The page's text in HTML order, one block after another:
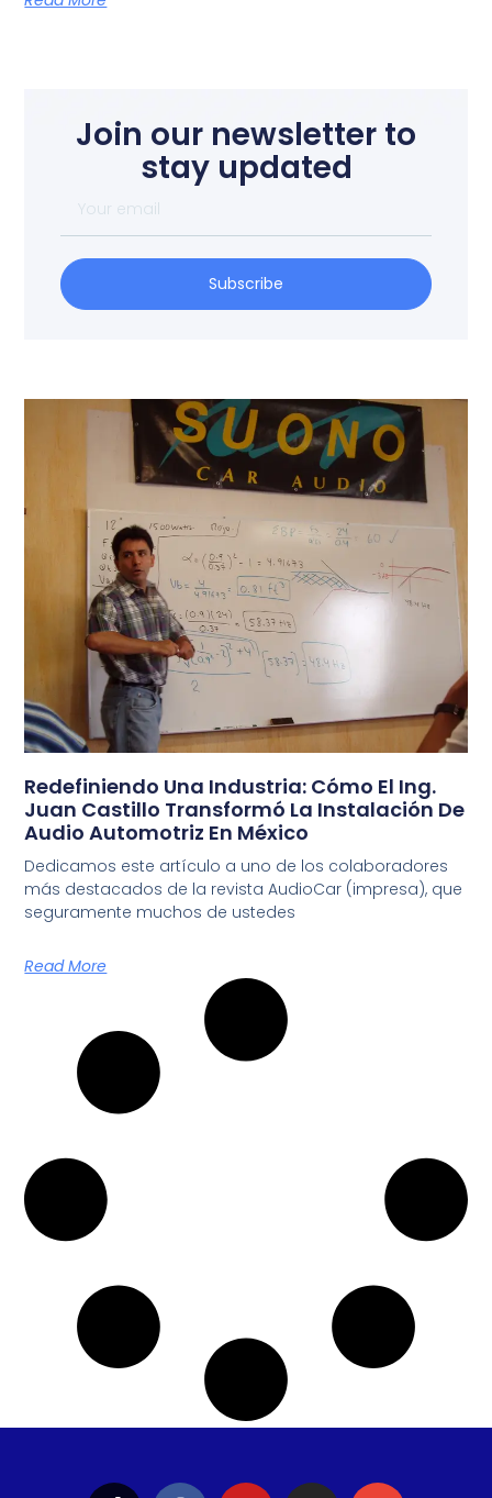
Join our newsletter to
stay updated
Subscribe
Redefiniendo Una Industria: Cómo El Ing.
Juan Castillo Transformó La Instalación De
Audio Automotriz En México
Dedicamos este artículo a uno de los colaboradores
más destacados de la revista AudioCar (impresa), que
seguramente muchos de ustedes
Read More